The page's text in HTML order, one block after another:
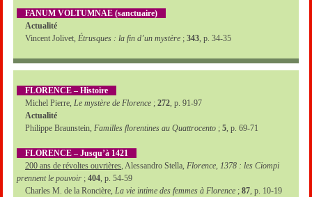
FANUM VOLTUMNAE (sanctuaire)
Actualité
Vincent Jolivet, Étrusques : la fin d’un mystère ; 343 , p. 34-35
FLORENCE – Histoire
Michel Pierre, Le mystère de Florence ; 272 , p. 91-97
Actualité
Philippe Braunstein, Familles florentines au Quattrocento ; 5 , p. 69-71
FLORENCE – Jusqu’à 1421
200 ans de révoltes ouvrières , Alessandro Stella, Florence, 1378 : les Ciompi
prennent le pouvoir ; 404 , p. 54-59
Charles M. de la Roncière, La vie intime des femmes à Florence ; 87 , p. 10-19